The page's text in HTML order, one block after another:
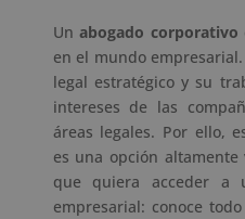
Unabogado corporativo
en el mundo
legal estratégico y su
intereses de las
áreas legales. Por ello,
es una opción
que quiera acceder a
empresarial: conoce